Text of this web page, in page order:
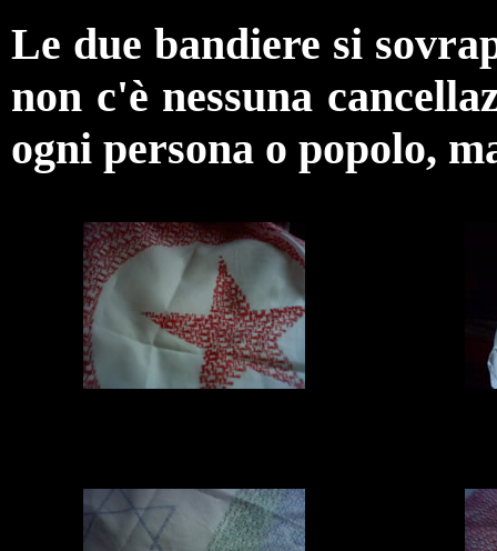
Le due bandiere si
non c'è nessuna
ogni persona o popolo,